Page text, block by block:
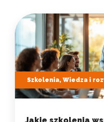
Szkolenia, Wiedza i